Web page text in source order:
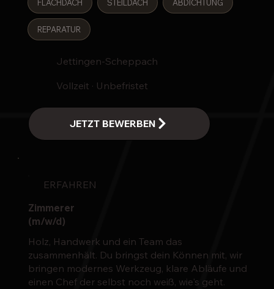
FLACHDACH STEILDACH ABDICHTUNG
REPARATUR
Jettingen-Scheppach
Vollzeit · Unbefristet
ERFAHREN
Zimmerer
(m/w/d)
Holz, Handwerk und ein Team das
zusammenhält. Du bringst dein Können mit, wir
bringen modernes Werkzeug, klare Abläufe und
einen Chef der selbst noch weiß, wie's geht.